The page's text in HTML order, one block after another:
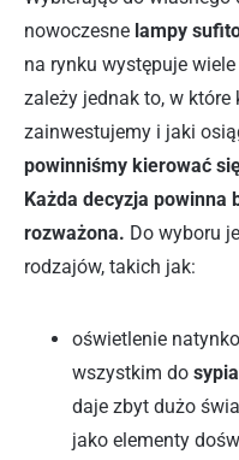
nowoczesne lampy
na rynku występuje
zależy jednak to, w które
zainwestujemy i jaki
powinniśmy kierować
Każda decyzja powinna
rozważona. Do wyboru
rodzajów, takich jak:
oświetlenie
wszystkim do
daje zbyt dużo
jako elementy